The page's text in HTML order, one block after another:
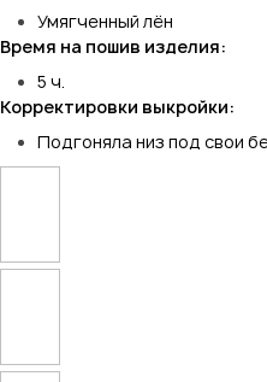
Умягченный лён
Время на пошив изделия:
5 ч.
Корректировки выкройки:
Подгоняла низ под свои